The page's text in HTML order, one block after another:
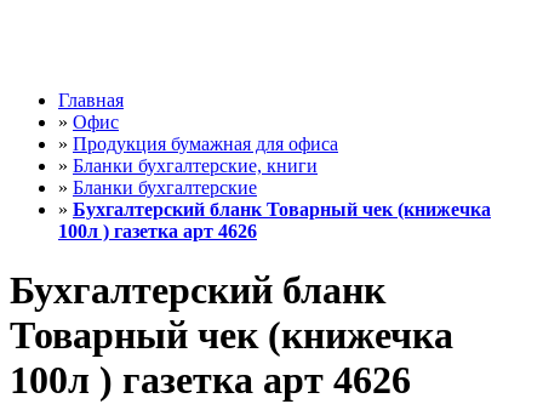
Главная
» Офис
» Продукция бумажная для офиса
» Бланки бухгалтерские, книги
» Бланки бухгалтерские
» Бухгалтерский бланк Товарный чек (книжечка
100л ) газетка арт 4626
Бухгалтерский бланк
Товарный чек (книжечка
100л ) газетка арт 4626